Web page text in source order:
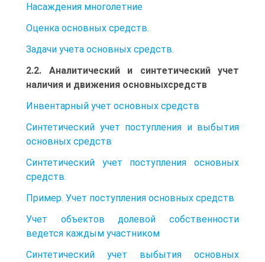
Насаждения многолетние
Оценка основных средств.
Задачи учета основных средств.
2.2. Аналитический и синтетический учет
наличия и движения основныхсредств
Инвентарный учет основных средств
Синтетический учет поступления и выбытия
основных средств
Синтетический учет поступления основных
средств.
Пример. Учет поступления основных средств
Учет объектов долевой собственности
ведется каждым участником
Синтетический учет выбытия основных